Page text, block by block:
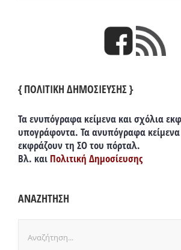
{ ΠΟΛΙΤΙΚΗ ΔΗΜΟΣΙΕΥΣΗΣ }
Τα ενυπόγραφα κείμενα και σχόλια
υπογράφοντα. Τα ανυπόγραφα κείμενα
εκφράζουν τη ΣΟ του πόρταλ.
Βλ. και Πολιτική Δημοσίευσης
ΑΝΑΖΗΤΗΣΗ
για: